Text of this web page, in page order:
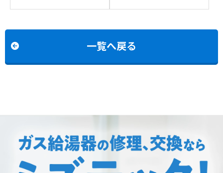
一覧へ戻る